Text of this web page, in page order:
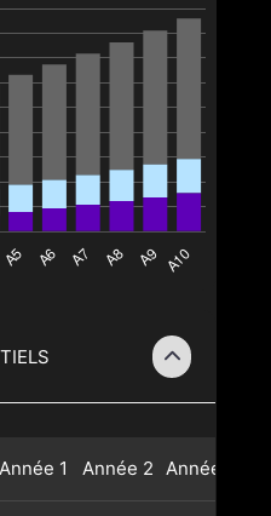
Année 1 Année 2 Année